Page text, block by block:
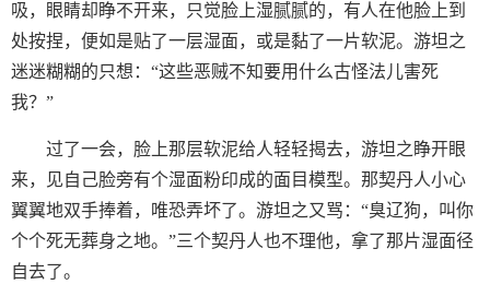
吸，眼睛却睁不开来，只觉脸上湿腻腻的，有人在他脸上到
处按捏，便如是贴了一层湿面，或是黏了一片软泥。游坦之
迷迷糊糊的只想：“这些恶贼不知要用什么古怪法儿害死
我？”
过了一会，脸上那层软泥给人轻轻揭去，游坦之睁开眼
来，见自己脸旁有个湿面粉印成的面目模型。那契丹人小心
翼翼地双手捧着，唯恐弄坏了。游坦之又骂：“臭辽狗，叫你
个个死无葬身之地。”三个契丹人也不理他，拿了那片湿面径
自去了。